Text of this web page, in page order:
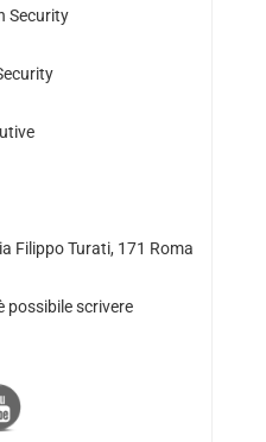
Security
Filippo Turati, 171 Roma
possibile scrivere